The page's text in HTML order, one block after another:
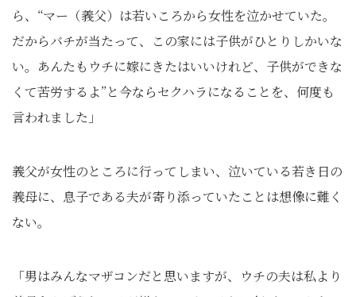
ら、“マー（義父）は若いころから女性を泣かせていた。
だからバチが当たって、この家には子供がひとりしかいな
い。あんたもウチに嫁にきたはいいけれど、子供ができな
くて苦労するよ”と今ならセクハラになることを、何度も
言われました」
義父が女性のところに行ってしまい、泣いている若き日の
義母に、息子である夫が寄り添っていたことは想像に難く
ない。
「男はみんなマザコンだと思いますが、ウチの夫は私より